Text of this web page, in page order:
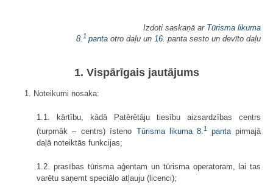
Izdoti saskaņā ar Tūrisma likuma
8. 1 panta otro daļu un 16. panta sesto un devīto daļu
1. Vispārīgais jautājums
1. Noteikumi nosaka:
1.1. kārtību, kādā Patērētāju tiesību aizsardzības centrs
(turpmāk – centrs) īsteno Tūrisma likuma 8.1 pantapirmajā
daļā noteiktās funkcijas;
1.2. prasības tūrisma aģentam un tūrisma operatoram, lai tas
varētu saņemt speciālo atļauju (licenci);